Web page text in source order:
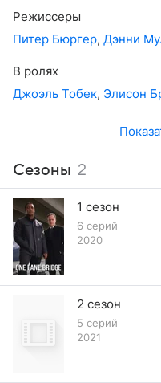
Режиссеры
Питер Бюргер, Дэнни
В ролях
Джоэль Тобек, Элисон
Сезоны 2
1 сезон
6 серий
2020
2 сезон
5 серий
2021